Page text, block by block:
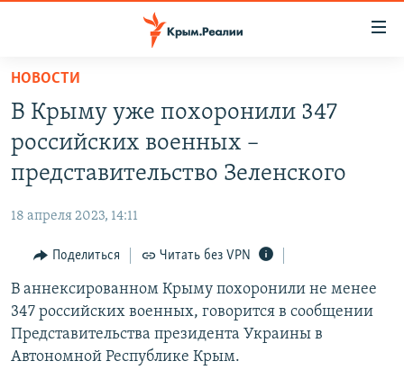
Вернуться
основному
содержанию
Вернутся
главной
навигации
Вернутся
поиску
СПЕЦПРОЕКТЫ
11 ЛЕТ ОККУПАЦИИ КРЫМА. 11 ИСТОРИЙ СОПРОТИВЛЕНИЯ
ВОДА
ЕЩЕ
ИНТЕРАКТИВ
ИНФОГРАФИКА
ТЕЛЕПРОЕКТ КРЫМ.РЕАЛИИ
СОВЕТЫ ПРАВОЗАЩИТНИКОВ
РАДІО СВОБОДА
КАК ОБОЙТИ БЛОКИРОВКУ
Українською
НОВОСТИ
В Крыму уже похоронили 347
российских военных –
представительство Зеленского
18 апреля 2023, 14:11
Поделиться Читать без VPN
В аннексированном Крыму похоронили не менее
347 российских военных, говорится в сообщении
Представительства президента Украины в
Автономной Республике Крым.